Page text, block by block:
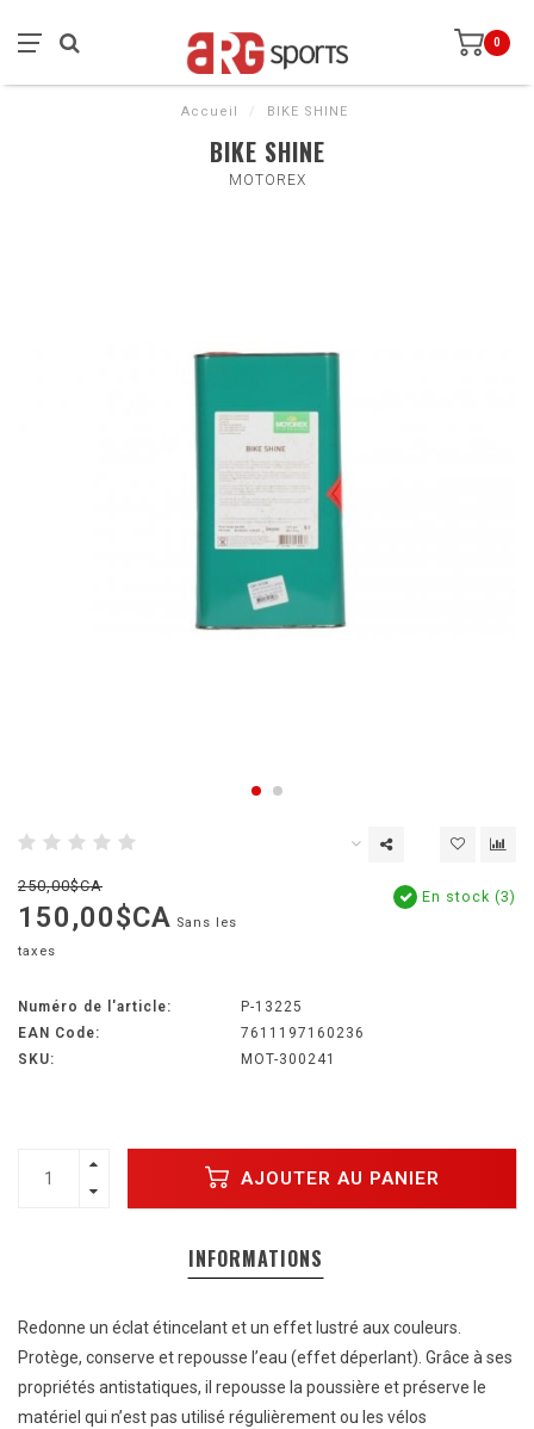
0
Accueil / BIKE SHINE
BIKE SHINE
MOTOREX
250,00$CA
150,00$CA Sans les
taxes
En stock (3)
Numéro de l'article:
P-13225
EAN Code:
7611197160236
SKU:
MOT-300241
AJOUTER AU PANIER
INFORMATIONS
Redonne un éclat étincelant et un effet lustré aux couleurs.
Protège, conserve et repousse l’eau (effet déperlant). Grâce à ses
propriétés antistatiques, il repousse la poussière et préserve le
matériel qui n’est pas utilisé régulièrement ou les vélos